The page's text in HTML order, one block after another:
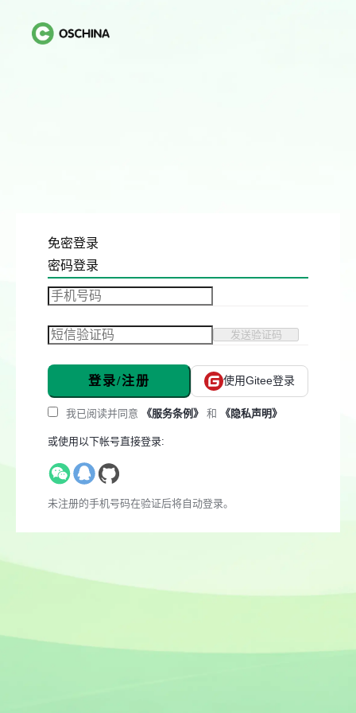
免密登录
密码登录
发送验证码
登录/注册 使用Gitee登录
我已阅读并同意 《服务条例》 和 《隐私声明》
或使用以下帐号直接登录:
未注册的手机号码在验证后将自动登录。